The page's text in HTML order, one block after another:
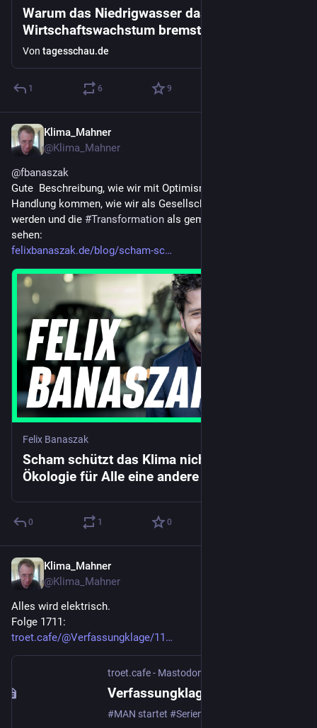
Warum das Niedrigwasser das
Wirtschaftswachstum bremst
Von tagesschau.de
1 6 9
Klima_Mahner
@Klima_Mahner
@fbanaszak
Gute  Beschreibung, wie wir mit Optimismus in eine positive
Handlung kommen, wie wir als Gesellschaft selbst aktiv
werden und die #Transformation als gemeinsames Projekt
sehen:
felixbanaszak.de/blog/scham-sc
Felix Banaszak
Scham schützt das Klima nicht - Warum eine
Ökologie für Alle eine andere Sprache
0 1 0
Klima_Mahner
@Klima_Mahner
Alles wird elektrisch.
Folge 1711:
troet.cafe/@Verfassungklage/11
troet.cafe - Mastodon